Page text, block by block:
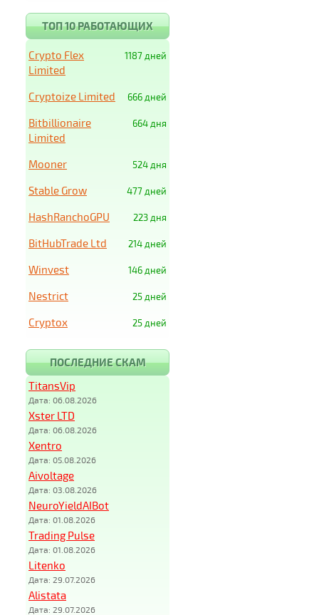
ТОП 10 РАБОТАЮЩИХ
1187 дней
Crypto Flex
Limited
666 дней
Cryptoize Limited
664 дня
Bitbillionaire
Limited
524 дня
Mooner
477 дней
Stable Grow
223 дня
HashRanchoGPU
214 дней
BitHubTrade Ltd
146 дней
Winvest
25 дней
Nestrict
25 дней
Cryptox
ПОСЛЕДНИЕ СКАМ
TitansVip
Дата: 06.08.2026
Xster LTD
Дата: 06.08.2026
Xentro
Дата: 05.08.2026
Aivoltage
Дата: 03.08.2026
NeuroYieldAIBot
Дата: 01.08.2026
Trading Pulse
Дата: 01.08.2026
Litenko
Дата: 29.07.2026
Alistata
Дата: 29.07.2026